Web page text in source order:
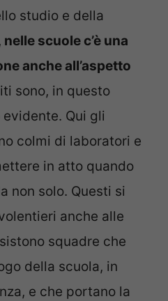
studio e della
nelle scuole c’è una
anche all’aspetto
sono, in questo
Qui gli
colmi di laboratori e
in atto quando
non solo. Questi si
anche alle
squadre che
della scuola, in
e che portano la